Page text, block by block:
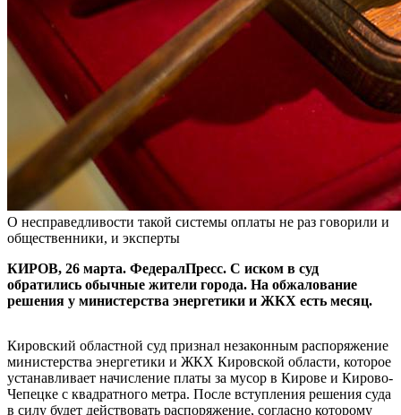
О несправедливости такой системы оплаты не раз говорили и
общественники, и эксперты
КИРОВ, 26 марта. ФедералПресс. С иском в суд
обратились обычные жители города. На обжалование
решения у министерства энергетики и ЖКХ есть месяц.
Кировский областной суд признал незаконным распоряжение
министерства энергетики и ЖКХ Кировской области, которое
устанавливает начисление платы за мусор в Кирове и Кирово-
Чепецке с квадратного метра. После вступления решения суда
в силу будет действовать распоряжение, согласно которому